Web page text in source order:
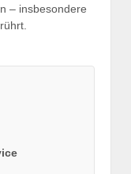
– insbesondere